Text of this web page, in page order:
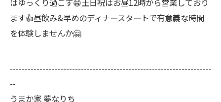
はゆっくり過ごす😁土日祝はお昼12時から営業しており
ます👍昼飲み&早めのディナースタートで有意義な時間
を体験しませんか🤗
--------------------------------------------------------------------
--
うまか家 夢なりち